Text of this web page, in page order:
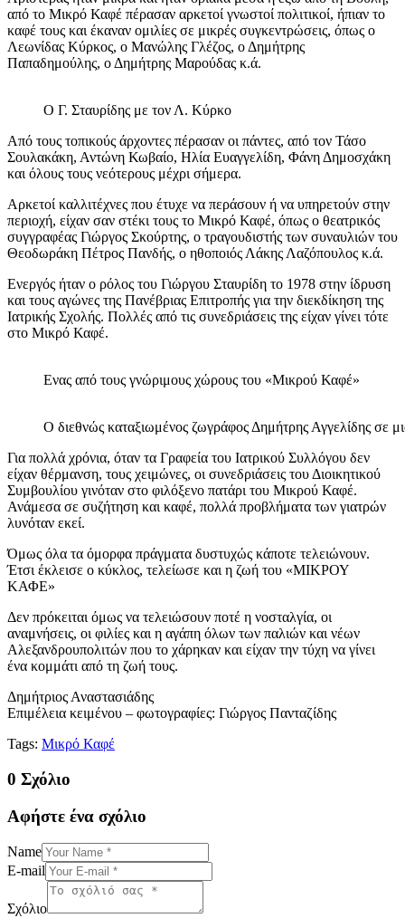
από το Μικρό Καφέ πέρασαν αρκετοί γνωστοί πολιτικοί, ήπιαν το
καφέ τους και έκαναν ομιλίες σε μικρές συγκεντρώσεις, όπως ο
Λεωνίδας Κύρκος, ο Μανώλης Γλέζος, ο Δημήτρης
Παπαδημούλης, ο Δημήτρης Μαρούδας κ.ά.
Ο Γ. Σταυρίδης με τον Λ. Κύρκο
Από τους τοπικούς άρχοντες πέρασαν οι πάντες, από τον Τάσο
Σουλακάκη, Αντώνη Κωβαίο, Ηλία Ευαγγελίδη, Φάνη Δημοσχάκη
και όλους τους νεότερους μέχρι σήμερα.
Αρκετοί καλλιτέχνες που έτυχε να περάσουν ή να υπηρετούν στην
περιοχή, είχαν σαν στέκι τους το Μικρό Καφέ, όπως ο θεατρικός
συγγραφέας Γιώργος Σκούρτης, ο τραγουδιστής των συναυλιών του
Θεοδωράκη Πέτρος Πανδής, ο ηθοποιός Λάκης Λαζόπουλος κ.ά.
Ενεργός ήταν ο ρόλος του Γιώργου Σταυρίδη το 1978 στην ίδρυση
και τους αγώνες της Πανέβριας Επιτροπής για την διεκδίκηση της
Ιατρικής Σχολής. Πολλές από τις συνεδριάσεις της είχαν γίνει τότε
στο Μικρό Καφέ.
Ενας από τους γνώριμους χώρους του «Μικρού Καφέ»
Ο διεθνώς καταξιωμένος ζωγράφος Δημήτρης Αγγελίδης σε
Για πολλά χρόνια, όταν τα Γραφεία του Ιατρικού Συλλόγου δεν
είχαν θέρμανση, τους χειμώνες, οι συνεδριάσεις του Διοικητικού
Συμβουλίου γινόταν στο φιλόξενο πατάρι του Μικρού Καφέ.
Ανάμεσα σε συζήτηση και καφέ, πολλά προβλήματα των γιατρών
λυνόταν εκεί.
Όμως όλα τα όμορφα πράγματα δυστυχώς κάποτε τελειώνουν.
Έτσι έκλεισε ο κύκλος, τελείωσε και η ζωή του «ΜΙΚΡΟΥ
ΚΑΦΕ»
Δεν πρόκειται όμως να τελειώσουν ποτέ η νοσταλγία, οι
αναμνήσεις, οι φιλίες και η αγάπη όλων των παλιών και νέων
Αλεξανδρουπολιτών που το χάρηκαν και είχαν την τύχη να γίνει
ένα κομμάτι από τη ζωή τους.
Δημήτριος Αναστασιάδης
Επιμέλεια κειμένου – φωτογραφίες: Γιώργος Πανταζίδης
Tags: Μικρό Καφέ
0 Σχόλιο
Αφήστε ένα σχόλιο
Name
E-mail
Σχόλιο